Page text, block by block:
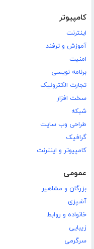
کامپیوتر
اینترنت
آموزش و ترفند
امنیت
برنامه نویسی
تجارت الکترونیک
سخت افزار
شبکه
طراحی وب سایت
گرافیک
کامپیوتر و اینترنت
عمومی
بزرگان و مشاهیر
آشپزی
خانواده و روابط
زیبایی
سرگرمی